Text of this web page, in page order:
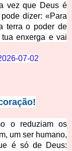
vez que Deus é
dizer: «Para
terra o poder de
enxerga e vai
07-02
o reduziam os
um ser humano,
é só de Deus: